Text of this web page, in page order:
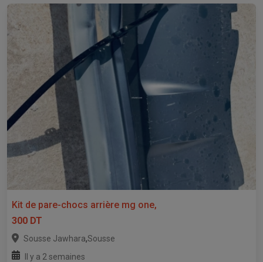
Kit de pare-chocs arrière mg one,
300 DT
Sousse Jawhara,Sousse
Il y a 2 semaines